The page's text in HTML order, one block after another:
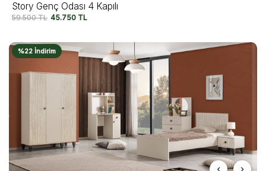
Story Genç Odası 4 Kapılı
59.500TL 45.750 TL
%22 İndirim